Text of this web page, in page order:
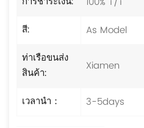
สี:
As Model
ท่าเรือขนส่ง
สินค้า:
Xiamen
เวลานำ： 3-5days